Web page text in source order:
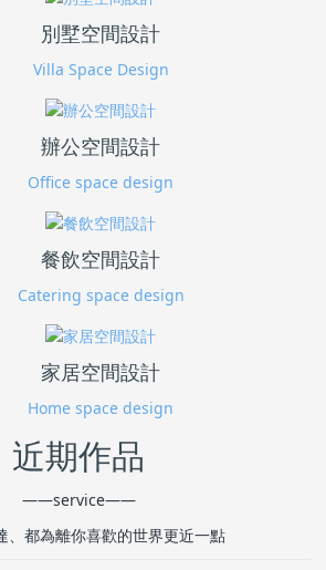
別墅空間設計
Villa Space Design
辦公空間設計
Office space design
餐飲空間設計
Catering space design
家居空間設計
Home space design
近期作品
——service——
、都為離你喜歡的世界更近一點